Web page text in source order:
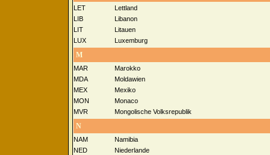
LET
Lettland
LIB
Libanon
LIT
Litauen
LUX
Luxemburg
M
MAR
Marokko
MDA
Moldawien
MEX
Mexiko
MON
Monaco
MVR
Mongolische Volksrepublik
N
NAM
Namibia
NED
Niederlande